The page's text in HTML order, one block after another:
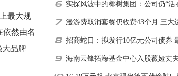
最大规
然由名
大品牌
实探风波中的椰树集团：公司仍“活